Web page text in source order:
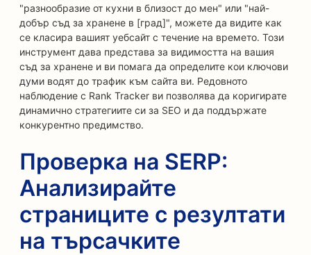
"разнообразие от кухни в близост до мен" или "най-
добър съд за хранене в [град]", можете да видите как
се класира вашият уебсайт с течение на времето. Този
инструмент дава представа за видимостта на вашия
съд за хранене и ви помага да определите кои ключови
думи водят до трафик към сайта ви. Редовното
наблюдение с Rank Tracker ви позволява да коригирате
динамично стратегиите си за SEO и да поддържате
конкурентно предимство.
Проверка на SERP:
Анализирайте
страниците с резултати
на търсачките